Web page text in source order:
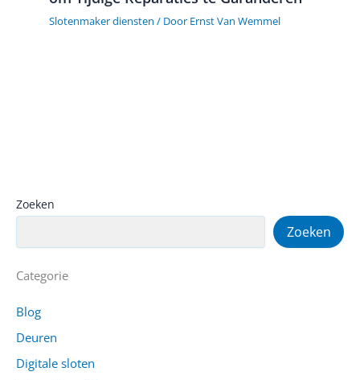
Zoeken
Zoeken
Categorie
Blog
Deuren
Digitale sloten
Slotenmaker diensten / Door Ernst Van Wemmel